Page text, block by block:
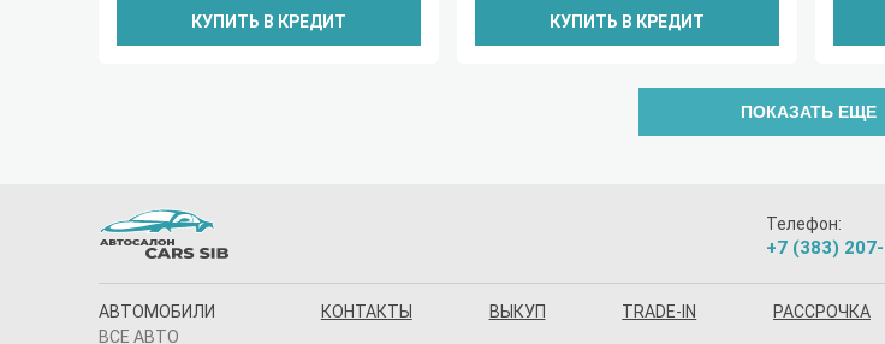
КУПИТЬ В КРЕДИТ КУПИТЬ В КРЕДИТ
ПОКАЗАТЬ ЕЩЕ
Телефон:
+7 (383)
АВТОМОБИЛИ
ВСЕ АВТО
КОНТАКТЫ ВЫКУП TRADE-IN РАССРОЧКА